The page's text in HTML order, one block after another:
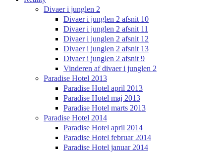
Divaer i junglen 2
Divaer i junglen 2 afsnit 10
Divaer i junglen 2 afsnit 11
Divaer i junglen 2 afsnit 12
Divaer i junglen 2 afsnit 13
Divaer i junglen 2 afsnit 9
Vinderen af divaer i junglen 2
Paradise Hotel 2013
Paradise Hotel april 2013
Paradise Hotel maj 2013
Paradise Hotel marts 2013
Paradise Hotel 2014
Paradise Hotel april 2014
Paradise Hotel februar 2014
Paradise Hotel januar 2014